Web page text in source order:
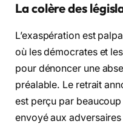
La colère des
L’exaspération est
où les démocrates et
pour dénoncer une
préalable. Le retrait
est perçu par
envoyé aux